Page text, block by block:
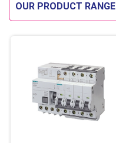
OUR PRODUCT RANGE